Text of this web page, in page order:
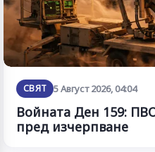
СВЯТ 5 Август 2026, 04:04
Войната Ден 159:
пред изчерпване